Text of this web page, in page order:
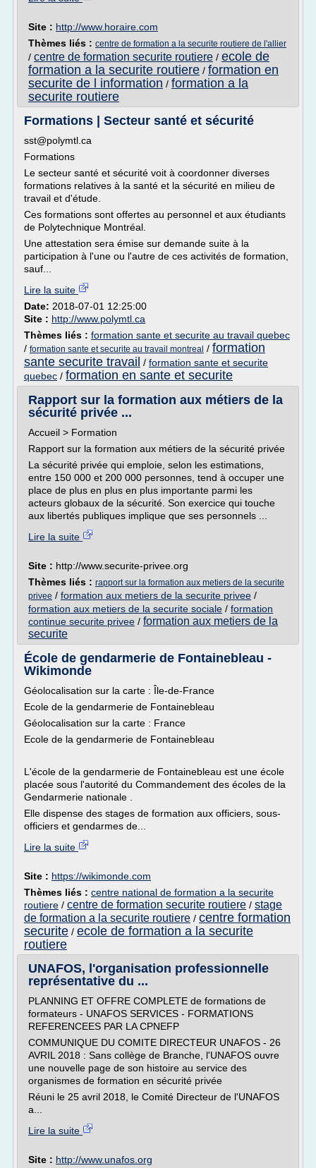
Site : http://www.horaire.com
Thèmes liés : centre de formation a la securite routiere de l'allier
/ centre de formation securite routiere / ecole de
formation a la securite routiere / formation en
securite de l information / formation a la
securite routiere
Formations | Secteur santé et sécurité
sst@polymtl.ca
Formations
Le secteur santé et sécurité voit à coordonner diverses
formations relatives à la santé et la sécurité en milieu de
travail et d'étude.
Ces formations sont offertes au personnel et aux étudiants
de Polytechnique Montréal.
Une attestation sera émise sur demande suite à la
participation à l'une ou l'autre de ces activités de formation,
sauf...
Lire la suite
Date: 2018-07-01 12:25:00
Site : http://www.polymtl.ca
Thèmes liés : formation sante et securite au travail quebec
/ formation sante et securite au travail montreal / formation
sante securite travail / formation sante et securite
quebec / formation en sante et securite
Rapport sur la formation aux métiers de la
sécurité privée ...
Accueil > Formation
Rapport sur la formation aux métiers de la sécurité privée
La sécurité privée qui emploie, selon les estimations,
entre 150 000 et 200 000 personnes, tend à occuper une
place de plus en plus en plus importante parmi les
acteurs globaux de la sécurité. Son exercice qui touche
aux libertés publiques implique que ses personnels ...
Lire la suite
Site : http://www.securite-privee.org
Thèmes liés : rapport sur la formation aux metiers de la securite
privee / formation aux metiers de la securite privee /
formation aux metiers de la securite sociale / formation
continue securite privee / formation aux metiers de la
securite
École de gendarmerie de Fontainebleau -
Wikimonde
Géolocalisation sur la carte : Île-de-France
Ecole de la gendarmerie de Fontainebleau
Géolocalisation sur la carte : France
Ecole de la gendarmerie de Fontainebleau
L'école de la gendarmerie de Fontainebleau est une école
placée sous l'autorité du Commandement des écoles de la
Gendarmerie nationale .
Elle dispense des stages de formation aux officiers, sous-
officiers et gendarmes de...
Lire la suite
Site : https://wikimonde.com
Thèmes liés : centre national de formation a la securite
routiere / centre de formation securite routiere / stage
de formation a la securite routiere / centre formation
securite / ecole de formation a la securite
routiere
UNAFOS, l'organisation professionnelle
représentative du ...
PLANNING ET OFFRE COMPLETE de formations de
formateurs - UNAFOS SERVICES - FORMATIONS
REFERENCEES PAR LA CPNEFP
COMMUNIQUE DU COMITE DIRECTEUR UNAFOS - 26
AVRIL 2018 : Sans collège de Branche, l'UNAFOS ouvre
une nouvelle page de son histoire au service des
organismes de formation en sécurité privée
Réuni le 25 avril 2018, le Comité Directeur de l'UNAFOS
a...
Lire la suite
Site : http://www.unafos.org